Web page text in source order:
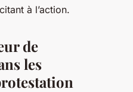
à l’action.
de
les